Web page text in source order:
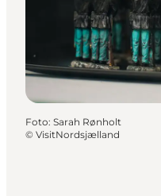
Foto: Sarah Rønholt
© VisitNordsjælland